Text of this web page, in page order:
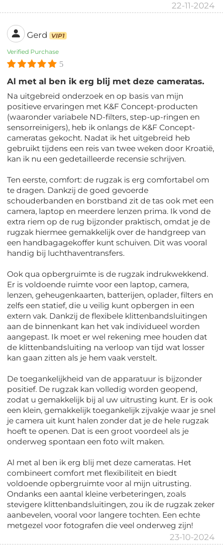
22-11-2024
Gerd VIP1
Verified Purchase
5
Al met al ben ik erg blij met deze cameratas.
Na uitgebreid onderzoek en op basis van mijn
positieve ervaringen met K&F Concept-producten
(waaronder variabele ND-filters, step-up-ringen en
sensorreinigers), heb ik onlangs de K&F Concept-
cameratas gekocht. Nadat ik het uitgebreid heb
gebruikt tijdens een reis van twee weken door Kroatië,
kan ik nu een gedetailleerde recensie schrijven.
Ten eerste, comfort: de rugzak is erg comfortabel om
te dragen. Dankzij de goed gevoerde
schouderbanden en borstband zit de tas ook met een
camera, laptop en meerdere lenzen prima. Ik vond de
extra riem op de rug bijzonder praktisch, omdat je de
rugzak hiermee gemakkelijk over de handgreep van
een handbagagekoffer kunt schuiven. Dit was vooral
handig bij luchthaventransfers.
Ook qua opbergruimte is de rugzak indrukwekkend.
Er is voldoende ruimte voor een laptop, camera,
lenzen, geheugenkaarten, batterijen, oplader, filters en
zelfs een statief, die u veilig kunt opbergen in een
extern vak. Dankzij de flexibele klittenbandsluitingen
aan de binnenkant kan het vak individueel worden
aangepast. Ik moet er wel rekening mee houden dat
de klittenbandsluiting na verloop van tijd wat losser
kan gaan zitten als je hem vaak verstelt.
De toegankelijkheid van de apparatuur is bijzonder
positief. De rugzak kan volledig worden geopend,
zodat u gemakkelijk bij al uw uitrusting kunt. Er is ook
een klein, gemakkelijk toegankelijk zijvakje waar je snel
je camera uit kunt halen zonder dat je de hele rugzak
hoeft te openen. Dat is een groot voordeel als je
onderweg spontaan een foto wilt maken.
Al met al ben ik erg blij met deze cameratas. Het
combineert comfort met flexibiliteit en biedt
voldoende opbergruimte voor al mijn uitrusting.
Ondanks een aantal kleine verbeteringen, zoals
stevigere klittenbandsluitingen, zou ik de rugzak zeker
aanbevelen, vooral voor langere tochten. Een echte
metgezel voor fotografen die veel onderweg zijn!
23-10-2024